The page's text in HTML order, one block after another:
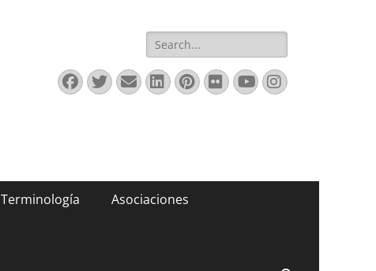
Buscar:
Facebook
Twitter
Correo
electrónico
LinkedIn
Pinterest
FlickrYouTube
Instagram
Terminología Asociaciones